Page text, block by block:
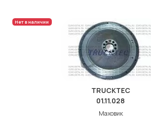
Нет в наличии
TRUCKTEC
01.11.028
Маховик